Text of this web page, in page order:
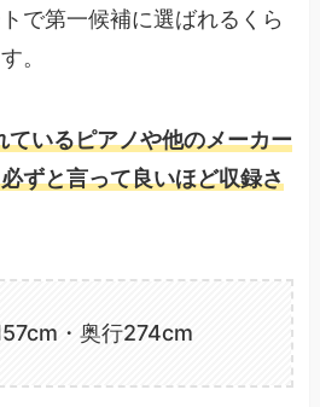
で第一候補に選ばれるくら
。
ているピアノや他のメーカー
ずと言って良いほど収録さ
・奥行274cm